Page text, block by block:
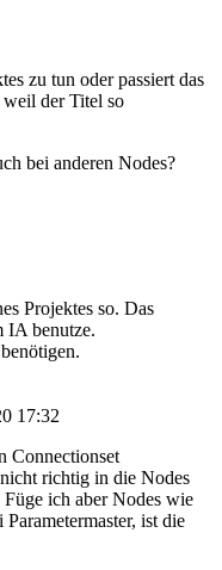
zu tun oder passiert das
weil der Titel so
bei anderen Nodes?
Projektes so. Das
IA benutze.
17:32
Connectionset
richtig in die Nodes
Füge ich aber Nodes wie
ist die